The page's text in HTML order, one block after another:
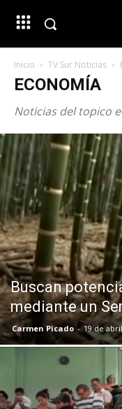
Inicio TV Sur Noticias
ECONOMÍA
Noticias del topico
Buscan
mediante un
Carmen Picado - 19 de